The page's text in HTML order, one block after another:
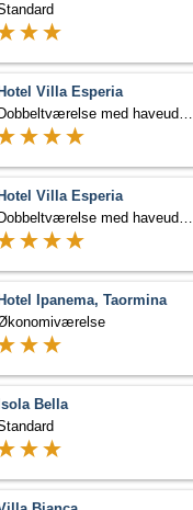
Hotel Villa Esperia
Dobbeltværelse med haveudsigt
Hotel Villa Esperia
Dobbeltværelse med haveudsigt
Hotel Ipanema, Taormina
Isola Bella